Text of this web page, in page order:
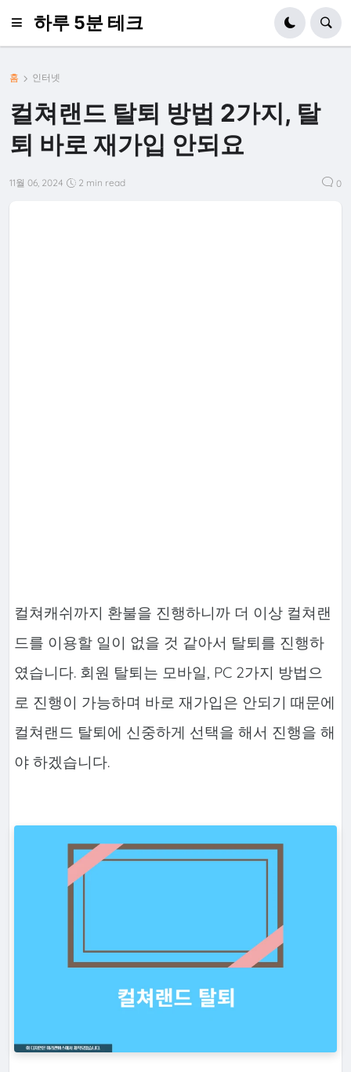
하루 5분 테크
홈 인터넷
컬쳐랜드 탈퇴 방법 2가지, 탈
퇴 바로 재가입 안되요
11월 06, 2024 2 min read 0
컬쳐캐쉬까지 환불을 진행하니까 더 이상 컬쳐랜
드를 이용할 일이 없을 것 같아서 탈퇴를 진행하
였습니다. 회원 탈퇴는 모바일, PC 2가지 방법으
로 진행이 가능하며 바로 재가입은 안되기 때문에
컬쳐랜드 탈퇴에 신중하게 선택을 해서 진행을 해
야 하겠습니다.